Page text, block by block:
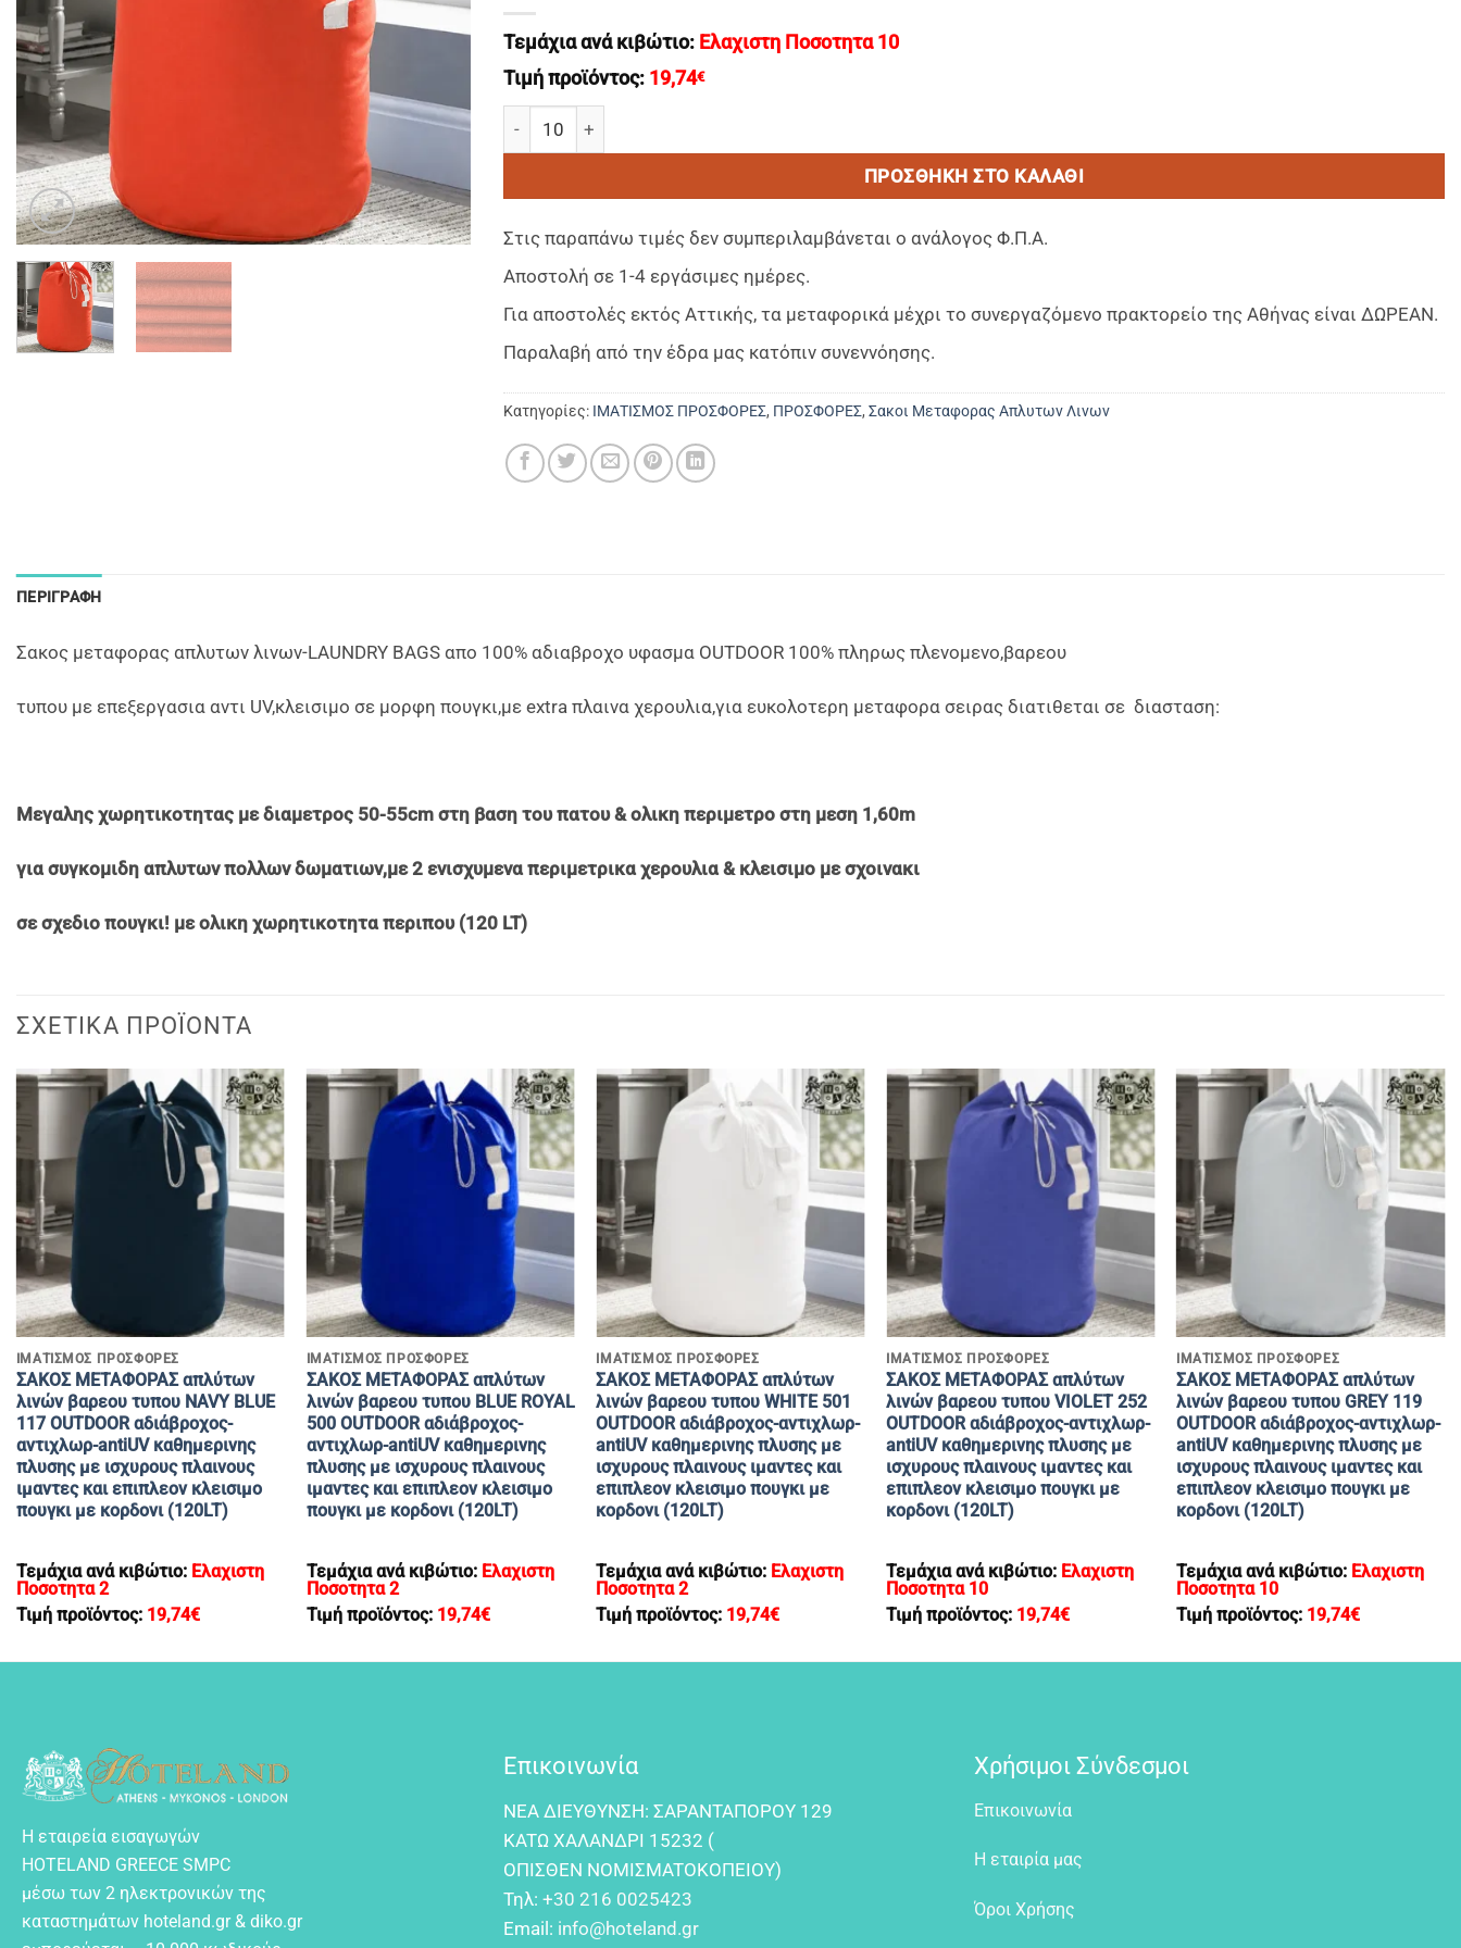
Τεμάχια ανά κιβώτιο: Ελαχιστη Ποσοτητα 10
Τιμή προϊόντος: 19,74€
ΣΑΚΟΣ ΜΕΤΑΦΟΡΑΣ απλύτων λινών βαρεου τυπου ORANGE 053 OUTDOOR αδιάβροχος-αντιχλωρ-antiUV καθημερινης
ΠΡΟΣΘΉΚΗ ΣΤΟ ΚΑΛΆΘΙ
Στις παραπάνω τιμές δεν συμπεριλαμβάνεται ο ανάλογος Φ.Π.Α.
Αποστολή σε 1-4 εργάσιμες ημέρες.
Για αποστολές εκτός Αττικής, τα μεταφορικά μέχρι το συνεργαζόμενο πρακτορείο της Αθήνας είναι ΔΩΡΕΑΝ.
Παραλαβή από την έδρα μας κατόπιν συνεννόησης.
Κατηγορίες: ΙΜΑΤΙΣΜΟΣ ΠΡΟΣΦΟΡΕΣ, ΠΡΟΣΦΟΡΕΣ, Σακοι Μεταφορας Απλυτων Λινων
ΠΕΡΙΓΡΑΦΉ
Σακος μεταφορας απλυτων λινων-LAUNDRY BAGS απο 100% αδιαβροχο υφασμα OUTDOOR 100% πληρως πλενομενο,βαρεου
τυπου με επεξεργασια αντι UV,κλεισιμο σε μορφη πουγκι,με extra πλαινα χερουλια,για ευκολοτερη μεταφορα σειρας διατιθεται σε διασταση:
Mεγαλης χωρητικοτητας με διαμετρος 50-55cm στη βαση του πατου & ολικη περιμετρο στη μεση 1,60m
για συγκομιδη απλυτων πολλων δωματιων,με 2 ενισχυμενα περιμετρικα χερουλια & κλεισιμο με σχοινακι
σε σχεδιο πουγκι! με ολικη χωρητικοτητα περιπου (120 LT)
ΣΧΕΤΙΚΆ ΠΡΟΪΌΝΤΑ
+
ΙΜΑΤΙΣΜΟΣ ΠΡΟΣΦΟΡΕΣ
ΣΑΚΟΣ ΜΕΤΑΦΟΡΑΣ απλύτων
λινών βαρεου τυπου NAVY BLUE
117 OUTDOOR αδιάβροχος-
αντιχλωρ-antiUV καθημερινης
πλυσης με ισχυρους πλαινους
ιμαντες και επιπλεον κλεισιμο
πουγκι με κορδονι (120LT)
Τεμάχια ανά κιβώτιο: Ελαχιστη
Ποσοτητα 2
Τιμή προϊόντος: 19,74€
+
ΙΜΑΤΙΣΜΟΣ ΠΡΟΣΦΟΡΕΣ
ΣΑΚΟΣ ΜΕΤΑΦΟΡΑΣ απλύτων
λινών βαρεου τυπου BLUE ROYAL
500 OUTDOOR αδιάβροχος-
αντιχλωρ-antiUV καθημερινης
πλυσης με ισχυρους πλαινους
ιμαντες και επιπλεον κλεισιμο
πουγκι με κορδονι (120LT)
Τεμάχια ανά κιβώτιο: Ελαχιστη
Ποσοτητα 2
Τιμή προϊόντος: 19,74€
+
ΙΜΑΤΙΣΜΟΣ ΠΡΟΣΦΟΡΕΣ
ΣΑΚΟΣ ΜΕΤΑΦΟΡΑΣ απλύτων
λινών βαρεου τυπου WHITE 501
OUTDOOR αδιάβροχος-αντιχλωρ-
antiUV καθημερινης πλυσης με
ισχυρους πλαινους ιμαντες και
επιπλεον κλεισιμο πουγκι με
κορδονι (120LT)
Τεμάχια ανά κιβώτιο: Ελαχιστη
Ποσοτητα 2
Τιμή προϊόντος: 19,74€
+
ΙΜΑΤΙΣΜΟΣ ΠΡΟΣΦΟΡΕΣ
ΣΑΚΟΣ ΜΕΤΑΦΟΡΑΣ απλύτων
λινών βαρεου τυπου VIOLET 252
OUTDOOR αδιάβροχος-αντιχλωρ-
antiUV καθημερινης πλυσης με
ισχυρους πλαινους ιμαντες και
επιπλεον κλεισιμο πουγκι με
κορδονι (120LT)
Τεμάχια ανά κιβώτιο: Ελαχιστη
Ποσοτητα 10
Τιμή προϊόντος: 19,74€
+
ΙΜΑΤΙΣΜΟΣ ΠΡΟΣΦΟΡΕΣ
ΣΑΚΟΣ ΜΕΤΑΦΟΡΑΣ απλύτων
λινών βαρεου τυπου GREY 119
OUTDOOR αδιάβροχος-αντιχλωρ-
antiUV καθημερινης πλυσης με
ισχυρους πλαινους ιμαντες και
επιπλεον κλεισιμο πουγκι με
κορδονι (120LT)
Τεμάχια ανά κιβώτιο: Ελαχιστη
Ποσοτητα 10
Τιμή προϊόντος: 19,74€
Η εταιρεία εισαγωγών
HOTELAND GREECE SMPC
μέσω των 2 ηλεκτρονικών της
καταστημάτων hoteland.gr & diko.gr
Επικοινωνία
NEA ΔIEYΘYNΣH: ΣAPANTAΠOPOY 129
KATΩ XAΛANΔPI 15232 (
OΠIΣΘEN NOMIΣMATOKOΠEIOY)
Τηλ: +30 216 0025423
Email: info@hoteland.gr
Χρήσιμοι Σύνδεσμοι
Επικοινωνία
Η εταιρία μας
Όροι Χρήσης